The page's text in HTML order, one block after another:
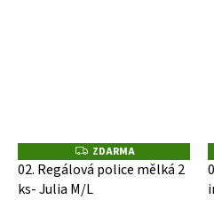
Z
D
A
R
ZDARMA
02. Regálová police mělká 2
ks- Julia M/L